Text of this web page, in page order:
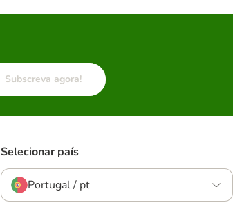
Subscreva agora!
Selecionar país
Portugal / pt